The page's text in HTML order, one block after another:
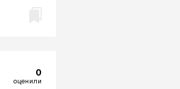
0
оценили